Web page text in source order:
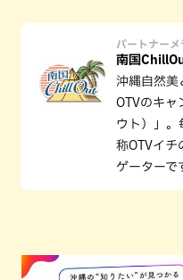
パートナーメ
南国
沖縄自然美
OTVのキャ
ウト）」
称OTVイチ
ゲーターで